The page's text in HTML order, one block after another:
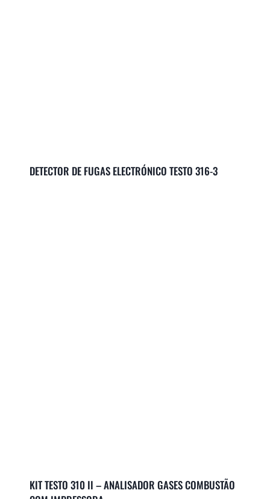
DETECTOR DE FUGAS ELECTRÓNICO TESTO 316-3
KIT TESTO 310 II – ANALISADOR GASES COMBUSTÃO